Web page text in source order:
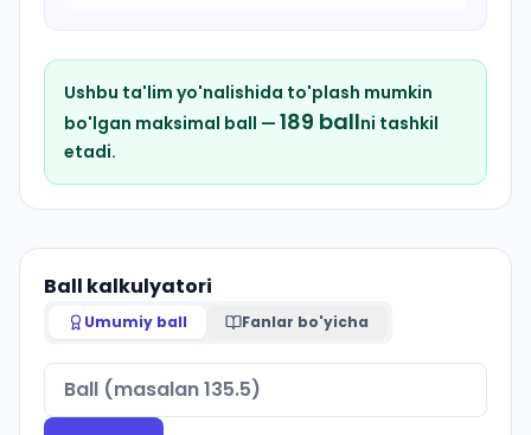
Ushbu ta'lim yo'nalishida to'plash mumkin
bo'lgan maksimal ball — 189 ballni tashkil
etadi.
Ball kalkulyatori
Umumiy ball Fanlar bo'yicha